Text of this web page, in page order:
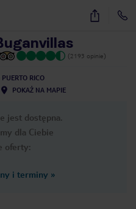
53
(2193 opinie)
PUERTO RICO
POKAŻ NA MAPIE
jest dostępna.
dla Ciebie
oferty:
i terminy »